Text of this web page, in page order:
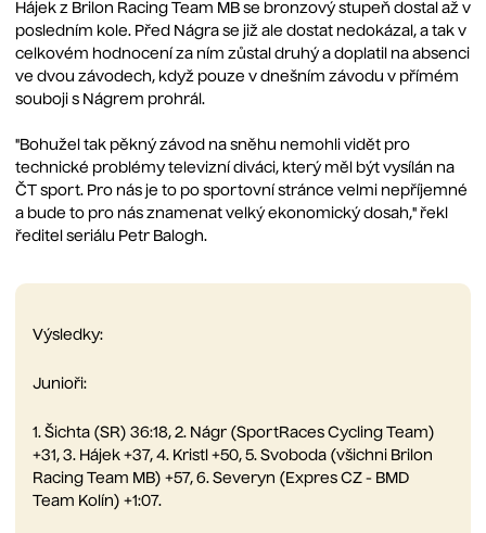
Hájek z Brilon Racing Team MB se bronzový stupeň dostal až v
posledním kole. Před Nágra se již ale dostat nedokázal, a tak v
celkovém hodnocení za ním zůstal druhý a doplatil na absenci
ve dvou závodech, když pouze v dnešním závodu v přímém
souboji s Nágrem prohrál.
"Bohužel tak pěkný závod na sněhu nemohli vidět pro
technické problémy televizní diváci, který měl být vysílán na
ČT sport. Pro nás je to po sportovní stránce velmi nepříjemné
a bude to pro nás znamenat velký ekonomický dosah," řekl
ředitel seriálu Petr Balogh.
Výsledky:
Junioři:
1. Šichta (SR) 36:18, 2. Nágr (SportRaces Cycling Team)
+31, 3. Hájek +37, 4. Kristl +50, 5. Svoboda (všichni Brilon
Racing Team MB) +57, 6. Severyn (Expres CZ - BMD
Team Kolín) +1:07.